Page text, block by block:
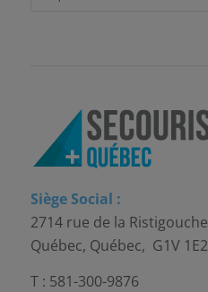
Siège Social :
2714 rue de la Ristigouche
Québec, Québec, G1V 1E2
T : 581-300-9876